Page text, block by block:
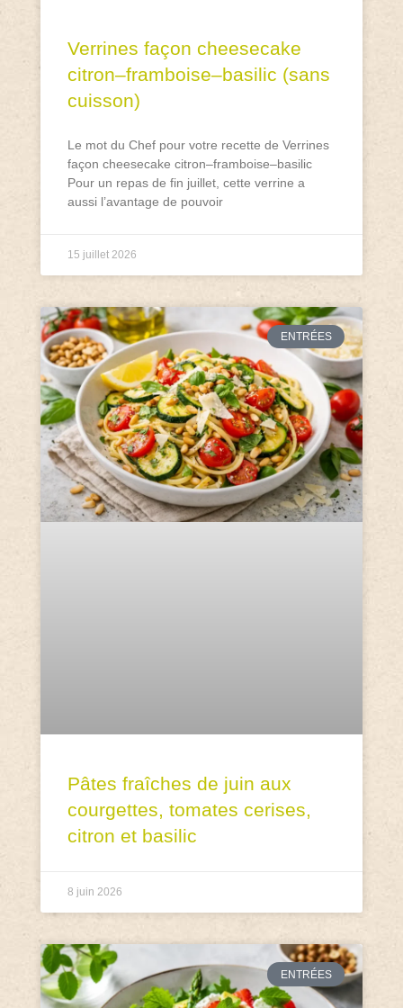
Verrines façon cheesecake
citron–framboise–basilic (sans
cuisson)
Le mot du Chef pour votre recette de Verrines
façon cheesecake citron–framboise–basilic
Pour un repas de fin juillet, cette verrine a
aussi l’avantage de pouvoir
15 juillet 2026
ENTRÉES
Pâtes fraîches de juin aux
courgettes, tomates cerises,
citron et basilic
8 juin 2026
ENTRÉES